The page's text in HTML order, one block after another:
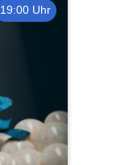
19:00 Uhr